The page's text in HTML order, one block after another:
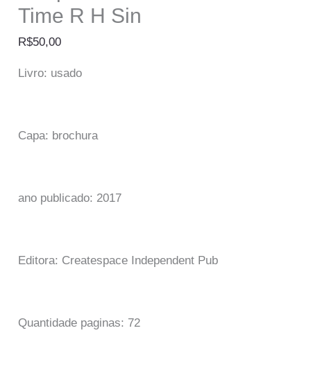
Time R H Sin
R$50,00
Livro: usado
Capa: brochura
ano publicado: 2017
Editora: Createspace Independent Pub
Quantidade paginas: 72